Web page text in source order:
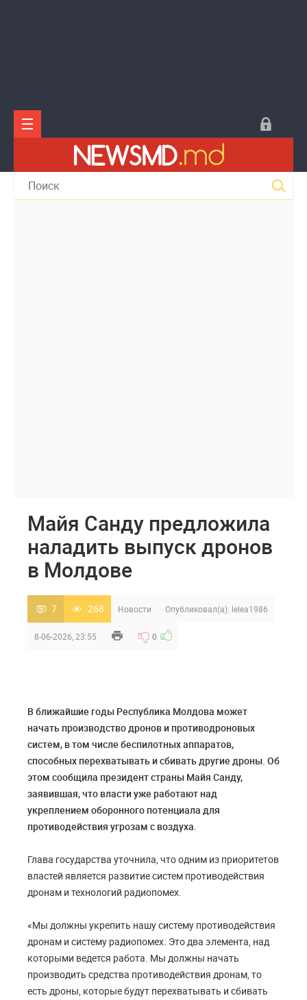
Майя Санду предложила
наладить выпуск дронов
в Молдове
7 268 Новости Опубликовал(а): lelea1986
8-06-2026, 23:55 0
В ближайшие годы Республика Молдова может
начать производство дронов и противодроновых
систем, в том числе беспилотных аппаратов,
способных перехватывать и сбивать другие дроны. Об
этом сообщила президент страны Майя Санду,
заявившая, что власти уже работают над
укреплением оборонного потенциала для
противодействия угрозам с воздуха.
Глава государства уточнила, что одним из приоритетов
властей является развитие систем противодействия
дронам и технологий радиопомех.
«Мы должны укрепить нашу систему противодействия
дронам и систему радиопомех. Это два элемента, над
которыми ведется работа. Мы должны начать
производить средства противодействия дронам, то
есть дроны, которые будут перехватывать и сбивать